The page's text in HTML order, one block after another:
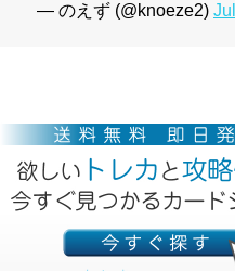
— のえず (@knoeze2)